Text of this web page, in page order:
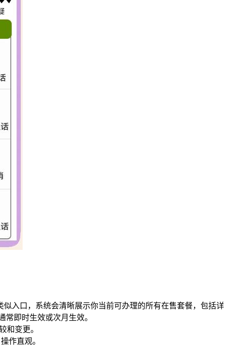
入口，系统会清晰展示你当前可办理的所有在售套餐，包括详
即时生效或次月生效。
和变更。
作直观。